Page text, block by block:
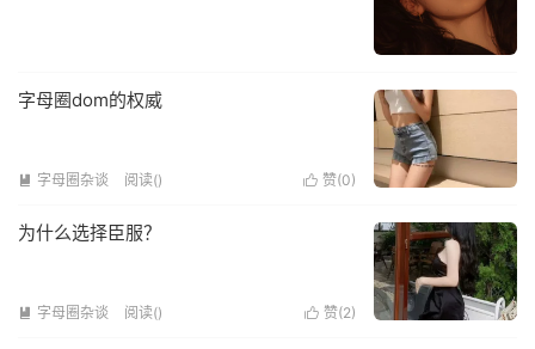
字母圈dom的权威
 赞(0)
 字母圈杂谈 阅读()
为什么选择臣服？
 赞(2)
 字母圈杂谈 阅读()